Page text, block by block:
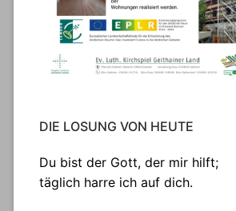
DIE LOSUNG VON HEUTE
Du bist der Gott, der mir hilft;
täglich harre ich auf dich.